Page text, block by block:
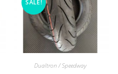
SALE!
Dualtron / Speedway